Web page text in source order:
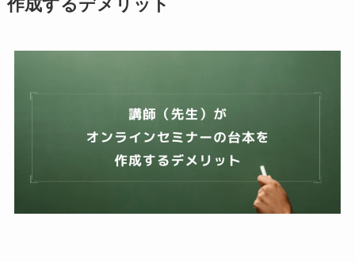
作成するデメリット